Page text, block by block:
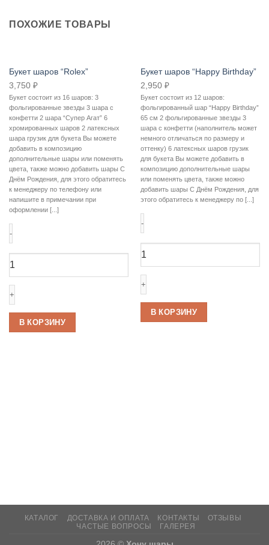
ПОХОЖИЕ ТОВАРЫ
Букет шаров “Rolex”
3,750 ₽
Букет состоит из 16 шаров: 3
фольгированные звезды 3 шара с
конфетти 2 шара “Супер Агат” 6
хромированных шаров 2 латексных
шара грузик для букета Вы можете
добавить в композицию
дополнительные шары или поменять
цвета, также можно добавить шары С
Днём Рождения, для этого обратитесь
к менеджеру по телефону или
напишите в примечании при
оформлении [...]
товара
“Rolex”
В КОРЗИНУ
Букет шаров “Happy Birthday”
2,950 ₽
Букет состоит из 12 шаров:
фольгированный шар “Happy Birthday”
65 см 2 фольгированные звезды 3
шара с конфетти (наполнитель может
немного отличаться по размеру и
оттенку) 6 латексных шаров грузик
для букета Вы можете добавить в
композицию дополнительные шары
или поменять цвета, также можно
добавить шары С Днём Рождения, для
этого обратитесь к менеджеру по [...]
товара
“Happy
Birthday”
В КОРЗИНУ
КАТАЛОГ ДОСТАВКА И ОПЛАТА КОНТАКТЫ
ОТЗЫВЫ
ЧАСТЫЕ ВОПРОСЫ
ГАЛЕРЕЯ